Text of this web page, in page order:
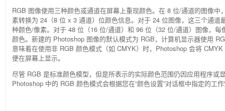
RGB 图像使用三种颜色或通道在屏幕上重现颜色。在 8 位/通道的图像中
素转换为 24（8 位 x 3 通道）位颜色信息。对于 24 位图像，这三个通道
种颜色/像素。对于 48 位（16 位/通道）和 96 位（32 位/通道）图像，每
颜色。新建的 Photoshop 图像的默认模式为 RGB，计算机显示器使用
意味着在使用非 RGB 颜色模式（如 CMYK）时，Photoshop 会将
便在屏幕上显示。
尽管 RGB 是标准颜色模型，但是所表示的实际颜色范围仍因应用程序或
Photoshop 中的 RGB 颜色模式会根据您在“颜色设置”对话框中指定的工